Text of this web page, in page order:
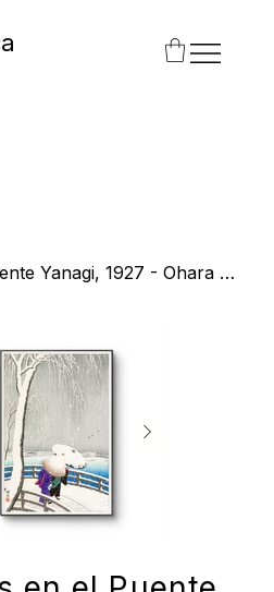
Dos Mujeres en el Puente Yanagi, 1927 - Ohara Koson